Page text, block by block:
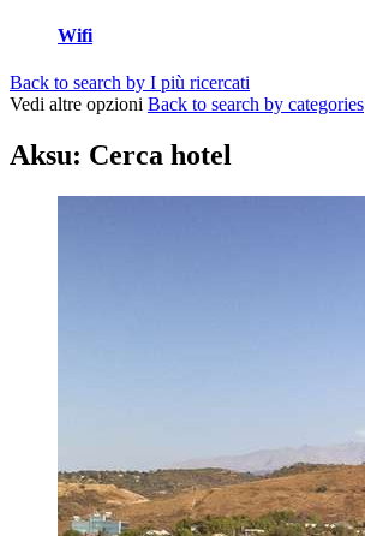
Wifi
Back to search by I più ricercati
Vedi altre opzioni Back to search by categories
Aksu: Cerca hotel